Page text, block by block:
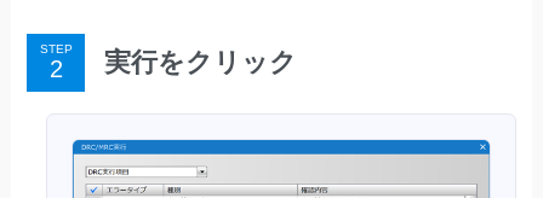
STEP 実行をクリック